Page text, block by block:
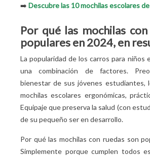
➡️ Descubre las 10 mochilas escolares
Por qué las mochilas
populares en 2024, en
La popularidad de los carros para niños
una combinación de factores.
bienestar de sus jóvenes estudiantes,
mochilas escolares ergonómicas,
Equipaje que preserva la salud (con
de su pequeño ser en desarrollo.
Por qué las mochilas con ruedas son
Simplemente porque cumplen todos